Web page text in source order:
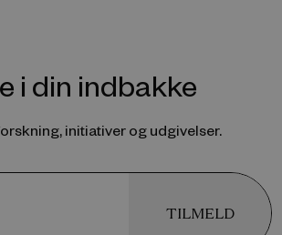
i din indbakke
initiativer og udgivelser.
TILMELD